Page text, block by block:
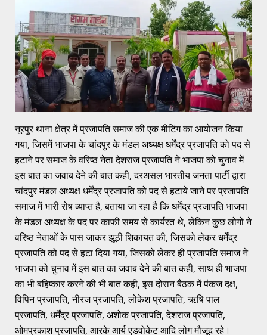
नूरपुर थाना क्षेत्र में प्रजापति समाज की एक मीटिंग का आयोजन किया
गया, जिसमें भाजपा के चांदपुर के मंडल अध्यक्ष धर्मेंंद्र प्रजापति को पद से
हटाने पर समाज के वरिष्ठ नेता देशराज प्रजापति ने भाजपा को चुनाव में
इस बात का जवाब देने की बात कही, दरअसल भारतीय जनता पार्टी द्वारा
चांदपुर मंडल अध्यक्ष धर्मेंद्र प्रजापति को पद से हटाये जाने पर प्रजापति
समाज में भारी रोष व्याप्त है, बताया जा रहा है कि धर्मेंद्र प्रजापति भाजपा
के मंडल अध्यक्ष के पद पर काफी समय से कार्यरत थे, लेकिन कुछ लोगों ने
वरिष्ठ नेताओं के पास जाकर झूठी शिकायत की, जिसको लेकर धर्मेंद्र
प्रजापति को पद से हटा दिया गया, जिसको लेकर ही प्रजापति समाज ने
भाजपा को चुनाव में इस बात का जवाब देने की बात कही, साथ ही भाजपा
का भी बहिष्कार करने की भी बात कही, इस दोरान बैठक में पंकज दक्ष,
विपिन प्रजापति, नीरज प्रजापति, लोकेश प्रजापति, ऋषि पाल
प्रजापति, धर्मेंद्र प्रजापति, अशोक प्रजापति, देशराज प्रजापति,
ओमप्रकाश प्रजापति, आरके आर्य एडवोकेट आदि लोग मौजूद रहे।